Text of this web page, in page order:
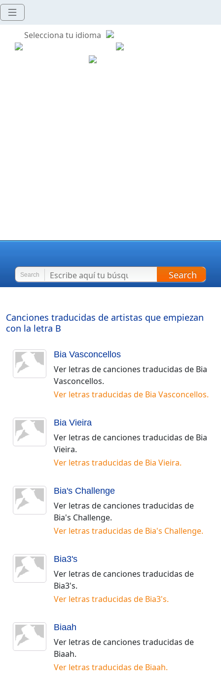
Selecciona tu idioma
Search Search
Canciones traducidas de artistas que empiezan
con la letra B
Bia Vasconcellos
Ver letras de canciones traducidas de Bia
Vasconcellos.
Ver letras traducidas de Bia Vasconcellos.
Bia Vieira
Ver letras de canciones traducidas de Bia
Vieira.
Ver letras traducidas de Bia Vieira.
Bia's Challenge
Ver letras de canciones traducidas de
Bia's Challenge.
Ver letras traducidas de Bia's Challenge.
Bia3's
Ver letras de canciones traducidas de
Bia3's.
Ver letras traducidas de Bia3's.
Biaah
Ver letras de canciones traducidas de
Biaah.
Ver letras traducidas de Biaah.